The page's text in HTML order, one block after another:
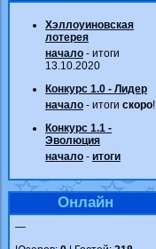
Хэллоуиновская
лотерея
начало - итоги
13.10.2020
Конкурс 1.0 - Лидер
начало - итоги скоро!
Конкурс 1.1 -
Эволюция
начало - итоги
Онлайн
—